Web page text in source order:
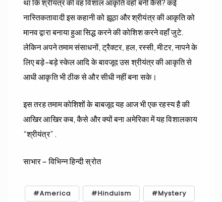
था कि श्रीयंत्र की वह विशाल आकृति वहाँ बनी कैसे? कई
नास्तिकतावादी इस कहानी को झूठा और श्रीयंत्र की आकृति को
मानव द्वारा बनाया हुआ सिद्ध करने की कोशिश करने वहाँ जुटे.
लेकिन अपने तमाम संसाधनों, ट्रैक्टर, हल, रस्सी, मीटर, नापने के
लिए बड़े-बड़े स्केल आदि के बावजूद उस श्रीयंत्र की आकृति से
आधी आकृति भी ठीक से और सीधी नहीं बना सके।
इस तरह तमाम कोशिशों के बाबजूद यह आज भी एक रहस्य है की
आखिर आखिर कब, कैसे और क्यों बना अमेरिका में यह विशालकाय
“श्रीयंत्र” .
साभार – विभिन्न हिन्दी स्रोत
America Hinduism Mystery